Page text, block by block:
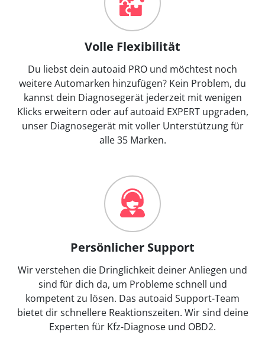
Volle Flexibilität
Du liebst dein autoaid PRO und möchtest noch
weitere Automarken hinzufügen? Kein Problem, du
kannst dein Diagnosegerät jederzeit mit wenigen
Klicks erweitern oder auf autoaid EXPERT upgraden,
unser Diagnosegerät mit voller Unterstützung für
alle 35 Marken.
Persönlicher Support
Wir verstehen die Dringlichkeit deiner Anliegen und
sind für dich da, um Probleme schnell und
kompetent zu lösen. Das autoaid Support-Team
bietet dir schnellere Reaktionszeiten. Wir sind deine
Experten für Kfz-Diagnose und OBD2.